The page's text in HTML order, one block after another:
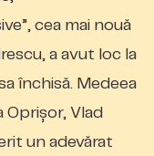
cea mai nouă
a avut loc la
închisă. Medeea
Oprişor, Vlad
un adevărat